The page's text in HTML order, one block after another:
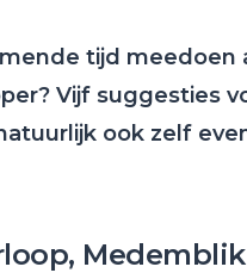
tijd meedoen
Vijf suggesties
ook zelf
Medemblik